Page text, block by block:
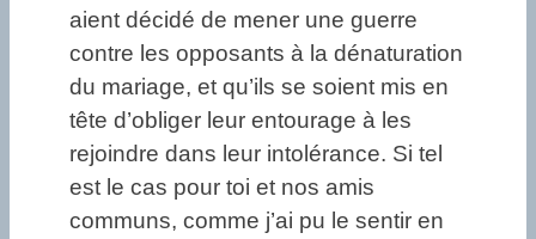
aient décidé de mener une guerre
contre les opposants à la dénaturation
du mariage, et qu’ils se soient mis en
tête d’obliger leur entourage à les
rejoindre dans leur intolérance. Si tel
est le cas pour toi et nos amis
communs, comme j’ai pu le sentir en